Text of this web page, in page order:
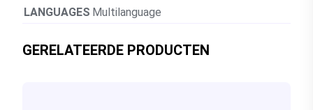
LANGUAGES Multilanguage
GERELATEERDE PRODUCTEN